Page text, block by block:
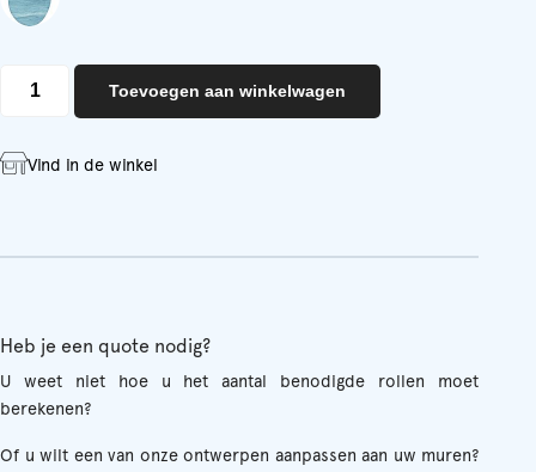
Totem
aantal
Toevoegen aan winkelwagen
Vind in de winkel
Heb je een quote nodig?
U weet niet hoe u het aantal benodigde rollen moet
berekenen?
Of u wilt een van onze ontwerpen aanpassen aan uw muren?